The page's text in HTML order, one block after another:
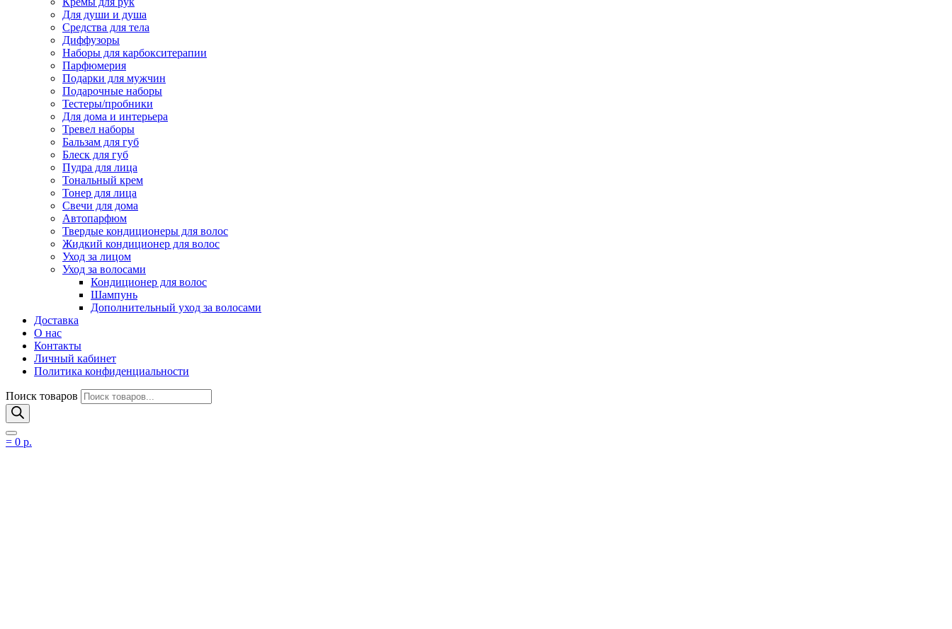
Для души и душа
Средства для тела
Диффузоры
Наборы для карбокситерапии
Парфюмерия
Подарки для мужчин
Подарочные наборы
Тестеры/пробники
Для дома и интерьера
Тревел наборы
Бальзам для губ
Блеск для губ
Пудра для лица
Тональный крем
Тонер для лица
Свечи для дома
Автопарфюм
Твердые кондиционеры для волос
Жидкий кондиционер для волос
Уход за лицом
Уход за волосами
Кондиционер для волос
Шампунь
Дополнительный уход за волосами
Доставка
О нас
Контакты
Личный кабинет
Политика конфиденциальности
Поиск товаров
= 0 р.